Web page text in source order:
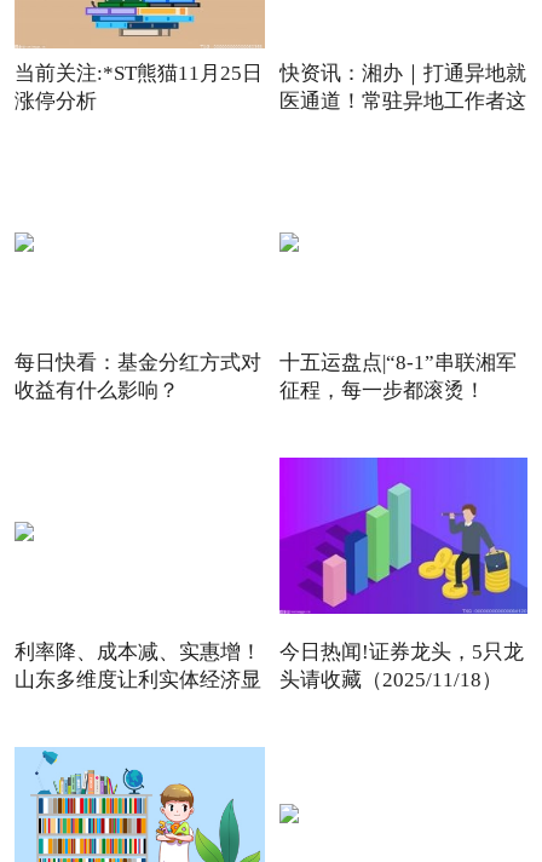
当前关注:*ST熊猫11月25日
涨停分析
快资讯：湘办｜打通异地就
医通道！常驻异地工作者这
每日快看：基金分红方式对
收益有什么影响？
十五运盘点|“8-1”串联湘军
征程，每一步都滚烫！
利率降、成本减、实惠增！
山东多维度让利实体经济显
今日热闻!证券龙头，5只龙
头请收藏（2025/11/18）